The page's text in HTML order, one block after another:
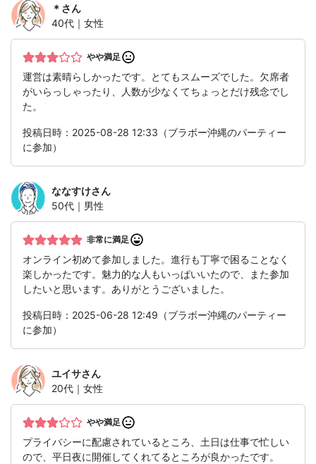
＊ さん
40代｜女性
やや満足
運営は素晴らしかったです。とてもスムーズでした。欠席者
がいらっしゃったり、人数が少なくてちょっとだけ残念でし
た。
投稿日時：2025-08-28 12:33（ブラボー沖縄のパーティー
に参加）
ななすけさん
50代｜男性
非常に満足
オンライン初めて参加しました。進行も丁寧で困ることなく
楽しかったです。魅力的な人もいっぱいいたので、また参加
したいと思います。ありがとうございました。
投稿日時：2025-06-28 12:49（ブラボー沖縄のパーティー
に参加）
ユイサさん
20代｜女性
やや満足
プライバシーに配慮されているところ、土日は仕事で忙しい
ので、平日夜に開催してくれてるところが良かったです。